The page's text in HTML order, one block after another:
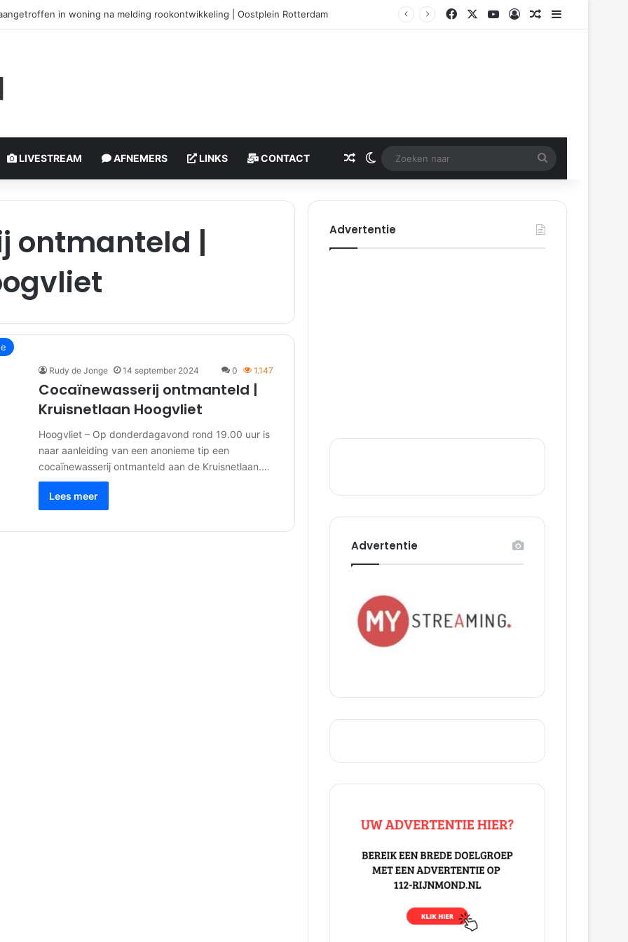
in woning na melding rookontwikkeling | Oostplein Rotterdam Facebook
X YouTubeLog InGerelateerd artikel
Sidebar
LIVESTREAM AFNEMERS LINKS CONTACT Gerelateerd artikel
Switch skin
Zoeken
naar
ontmanteld |
Rudy de Jonge 14 september 2024 0 1.147
Cocaïnewasserij ontmanteld |
Kruisnetlaan Hoogvliet
Hoogvliet – Op donderdagavond rond 19.00 uur is
naar aanleiding van een anonieme tip een
cocaïnewasserij ontmanteld aan de Kruisnetlaan.…
Lees meer
Advertentie
Advertentie